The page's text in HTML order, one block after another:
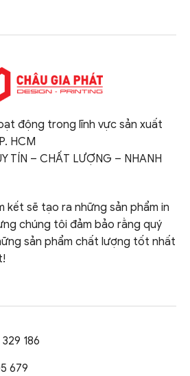
động trong lĩnh vực sản xuất
HCM
TÍN – CHẤT LƯỢNG – NHANH
kết sẽ tạo ra những sản phẩm in
chúng tôi đảm bảo rằng quý
sản phẩm chất lượng tốt nhất
186
679